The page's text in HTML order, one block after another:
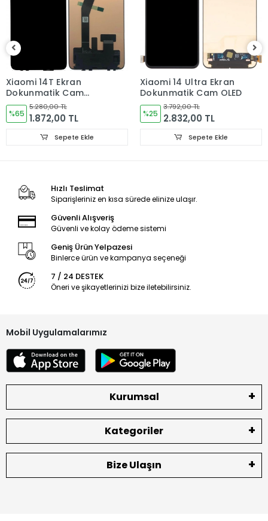
Montajı yapılmış,yapıştırılmış,kullanılmış ürünlerin iade ve
değişimi yoktur.
Ürün Değişimlerinde KARGO bedeli Bize aittir.Ürün
iadelerinde Kargo Bedelleri Müşteriye yansıtılır.
Ürün Değişimler "Garanti ve iade" Kısmını takip ediniz.
Ekran Türü
Ekran Kalite Durumu
Xiaomi 14T Ekran
Dokunmatik Cam
ORJINAL
%65
5.280,00 TL
1.872,00 TL
Sepete Ekle
Xiaomi 14 Ultra Ekran
Dokunmatik Cam OLED
%25
3.792,00 TL
2.832,00 TL
Sepete Ekle
Hızlı Teslimat
Siparişleriniz en kısa sürede elinize ulaşır.
Güvenli Alışveriş
Güvenli ve kolay ödeme sistemi
Geniş Ürün Yelpazesi
Binlerce ürün ve kampanya seçeneği
7 / 24 DESTEK
Öneri ve şikayetlerinizi bize iletebilirsiniz.
Mobil Uygulamalarımız
Kurumsal
Kategoriler
Bize Ulaşın